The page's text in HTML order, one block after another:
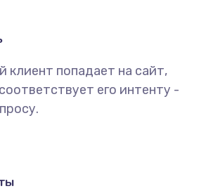
клиент попадает на сайт,
его интенту -